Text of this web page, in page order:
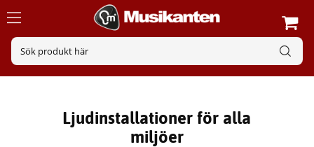
Ljudinstallationer för alla
miljöer